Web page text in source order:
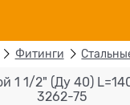
Фитинги
1 1/2" (Ду 40)
3262-75